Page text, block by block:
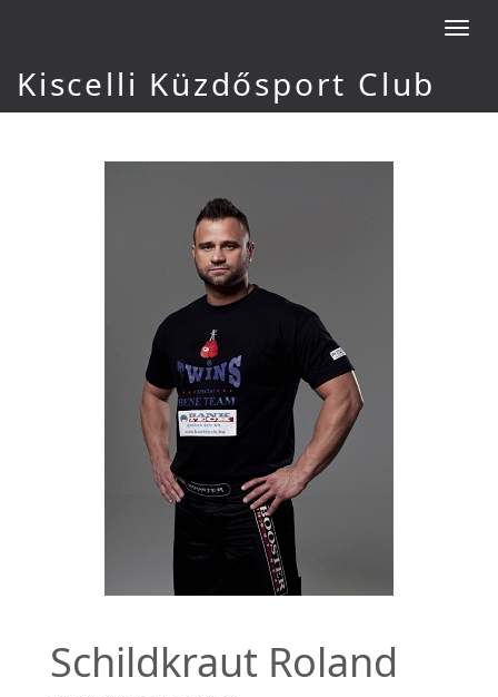
Kiscelli Küzdősport Club
Schildkraut Roland